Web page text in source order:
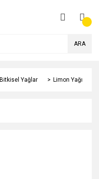
ARA
Bitkisel Yağlar Limon Yağı